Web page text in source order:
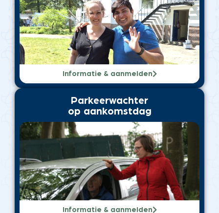
Informatie & aanmelden
Parkeerwachter
op aankomstdag
Informatie & aanmelden